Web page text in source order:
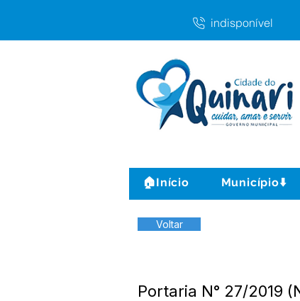
indisponível
🏠Início Município⬇️
Voltar
Portaria N° 27/2019